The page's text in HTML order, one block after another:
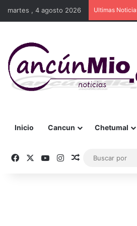
martes , 4 agosto 2026 Ultimas
Inicio Cancun Chetumal
FacebookYouTubeInstagram
Publicación al